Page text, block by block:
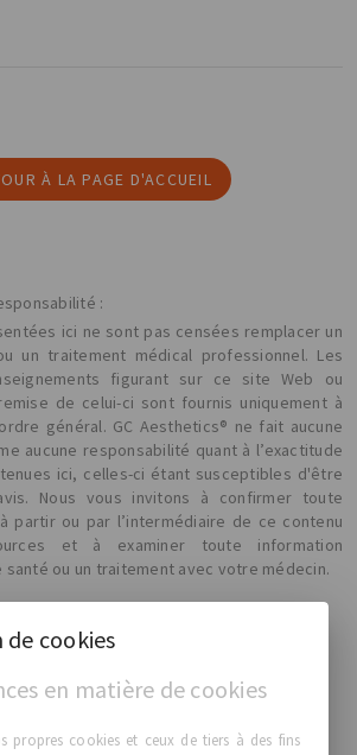
À LA PAGE D'ACCUEIL
:
ici ne sont pas censées remplacer un
un traitement médical professionnel. Les
figurant sur ce site Web ou
de celui-ci sont fournis uniquement à
général. GC Aesthetics® ne fait aucune
aucune responsabilité quant à l’exactitude
ici, celles-ci étant susceptibles d'être
Nous vous invitons à confirmer toute
partir ou par l’intermédiaire de ce contenu
et à examiner toute information
santé ou un traitement avec votre médecin.
cookies
en matière de cookies
propres cookies et ceux de tiers à des fins